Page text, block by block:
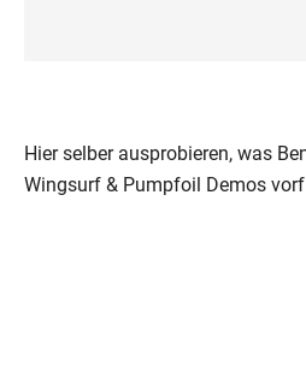
Hier selber ausprobieren, was
Wingsurf & Pumpfoil Demos